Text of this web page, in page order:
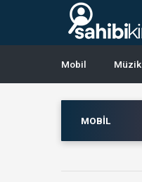
Mobil Müzik
MOBIL